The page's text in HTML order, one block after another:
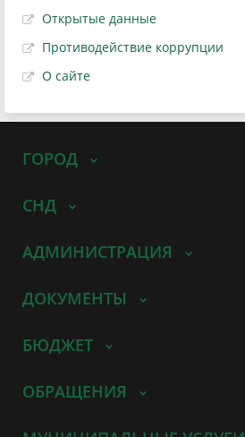
Открытые данные
Противодействие коррупции
О сайте
ГОРОД
СНД
АДМИНИСТРАЦИЯ
ДОКУМЕНТЫ
БЮДЖЕТ
ОБРАЩЕНИЯ